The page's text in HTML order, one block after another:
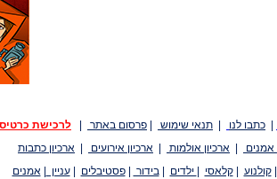
כתבו לנו תנאי שימוש פרסום באתר
לרכישת
אמנים ארכיון אולמות ארכיון אירועים
ארכיון כתבות
|קולנוע |קלאסי ילדים |בידור |פסטיבלים |עניין |אמנים